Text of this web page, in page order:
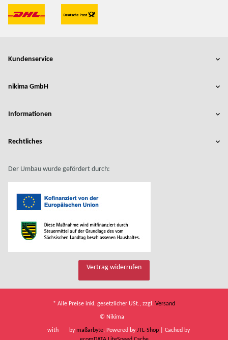
Kundenservice
nikima GmbH
Informationen
Rechtliches
Der Umbau wurde gefördert durch:
Vertrag widerrufen
* Alle Preise inkl. gesetzlicher USt., zzgl. Versand
© Nikima
with
bymaßarbyte, Powered byJTL-Shop
| Cached by